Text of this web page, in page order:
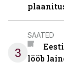
3
SAATED
lööb